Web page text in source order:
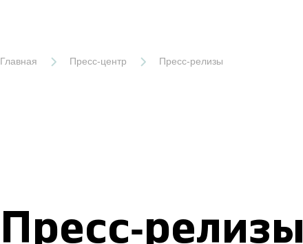
Главная Пресс-центр Пресс-релизы
Пресс-релизы